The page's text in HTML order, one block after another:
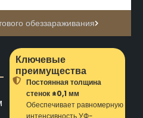
обеззараживания
Ключевые
преимущества
Постоянная толщина
стенок ±0,1 мм
Обеспечивает равномерную
интенсивность УФ-